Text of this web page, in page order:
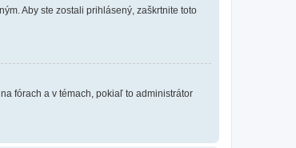
Aby ste zostali prihlásený, zaškrtnite toto
fórach a v témach, pokiaľ to administrátor